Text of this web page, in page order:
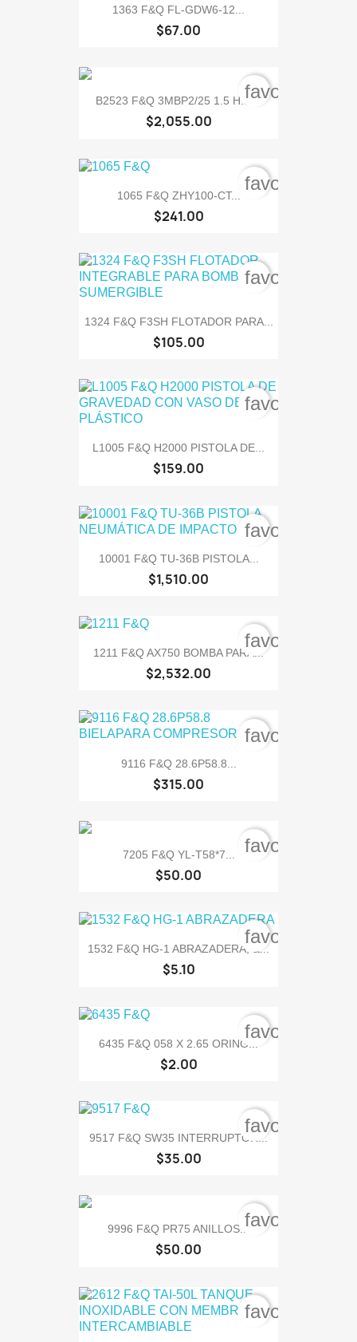
1363 F&Q FL-GDW6-12...
$67.00
B2523 F&Q 3MBP2/25 1.5 H.P....
$2,055.00
1065 F&Q ZHY100-CT...
$241.00
1324 F&Q F3SH FLOTADOR PARA...
$105.00
L1005 F&Q H2000 PISTOLA DE...
$159.00
10001 F&Q TU-36B PISTOLA...
$1,510.00
1211 F&Q AX750 BOMBA PARA...
$2,532.00
9116 F&Q 28.6P58.8...
$315.00
7205 F&Q YL-T58*7...
$50.00
1532 F&Q HG-1 ABRAZADERA, &...
$5.10
6435 F&Q 058 X 2.65 ORING...
$2.00
9517 F&Q SW35 INTERRUPTOR...
$35.00
9996 F&Q PR75 ANILLOS...
$50.00